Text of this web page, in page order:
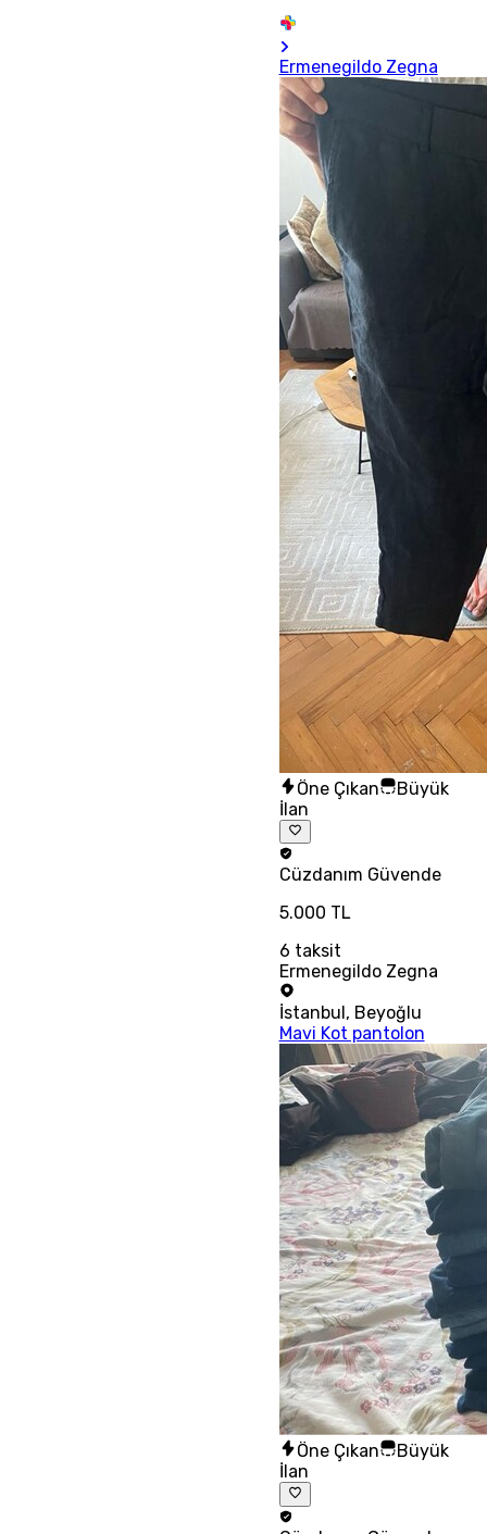
Ermenegildo Zegna
Öne Çıkan
Büyük
İlan
Cüzdanım Güvende
5.000 TL
6 taksit
Ermenegildo Zegna
İstanbul , Beyoğlu
Mavi Kot pantolon
Öne Çıkan
Büyük
İlan